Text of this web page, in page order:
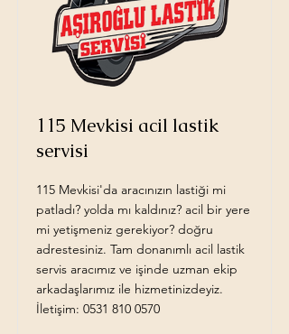
115 Mevkisi acil lastik
servisi
115 Mevkisi'da aracınızın lastiği mi
patladı? yolda mı kaldınız? acil bir yere
mi yetişmeniz gerekiyor? doğru
adrestesiniz. Tam donanımlı acil lastik
servis aracımız ve işinde uzman ekip
arkadaşlarımız ile hizmetinizdeyiz.
İletişim: 0531 810 0570